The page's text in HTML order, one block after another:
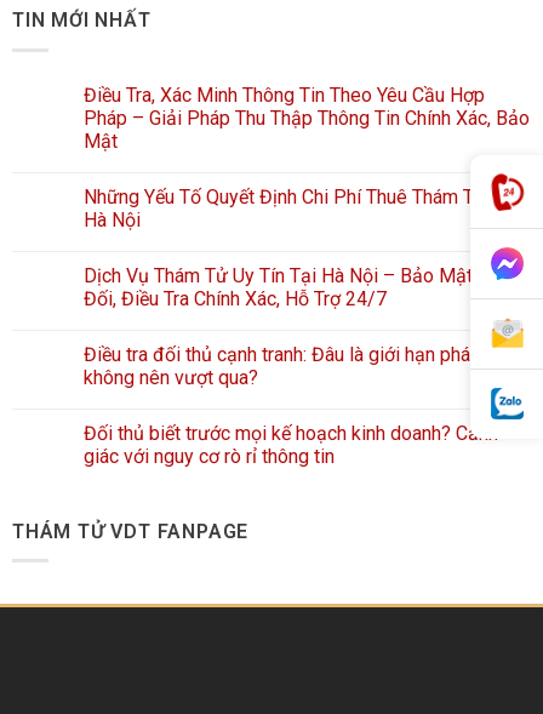
TIN MỚI NHẤT
Điều Tra, Xác Minh Thông Tin Theo Yêu Cầu Hợp
Pháp – Giải Pháp Thu Thập Thông Tin Chính Xác, Bảo
Mật
Những Yếu Tố Quyết Định Chi Phí Thuê Thám Tử Tại
Hà Nội
Dịch Vụ Thám Tử Uy Tín Tại Hà Nội – Bảo Mật Tuyệt
Đối, Điều Tra Chính Xác, Hỗ Trợ 24/7
Điều tra đối thủ cạnh tranh: Đâu là giới hạn pháp lý
không nên vượt qua?
Đối thủ biết trước mọi kế hoạch kinh doanh? Cảnh
giác với nguy cơ rò rỉ thông tin
THÁM TỬ VDT FANPAGE